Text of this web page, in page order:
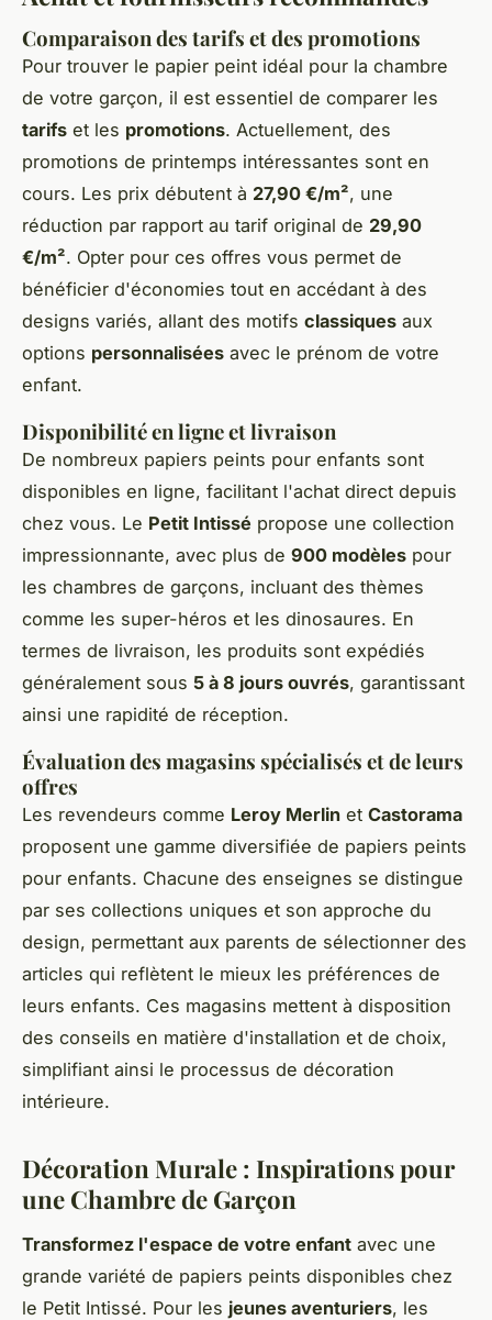
Comparaison des tarifs et des promotions
Pour trouver le papier peint idéal pour la chambre
de votre garçon, il est essentiel de comparer les
tarifs et les promotions. Actuellement, des
promotions de printemps intéressantes sont en
cours. Les prix débutent à 27,90 €/m², une
réduction par rapport au tarif original de 29,90
€/m². Opter pour ces offres vous permet de
bénéficier d'économies tout en accédant à des
designs variés, allant des motifs classiques aux
options personnalisées avec le prénom de votre
enfant.
Disponibilité en ligne et livraison
De nombreux papiers peints pour enfants sont
disponibles en ligne, facilitant l'achat direct depuis
chez vous. Le Petit Intissé propose une collection
impressionnante, avec plus de 900 modèles pour
les chambres de garçons, incluant des thèmes
comme les super-héros et les dinosaures. En
termes de livraison, les produits sont expédiés
généralement sous 5 à 8 jours ouvrés, garantissant
ainsi une rapidité de réception.
Évaluation des magasins spécialisés et de leurs
offres
Les revendeurs comme Leroy Merlin et Castorama
proposent une gamme diversifiée de papiers peints
pour enfants. Chacune des enseignes se distingue
par ses collections uniques et son approche du
design, permettant aux parents de sélectionner des
articles qui reflètent le mieux les préférences de
leurs enfants. Ces magasins mettent à disposition
des conseils en matière d'installation et de choix,
simplifiant ainsi le processus de décoration
intérieure.
Décoration Murale : Inspirations pour
une Chambre de Garçon
Transformez l'espace de votre enfant avec une
grande variété de papiers peints disponibles chez
le Petit Intissé. Pour les jeunes aventuriers, les